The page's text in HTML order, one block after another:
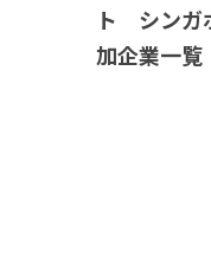
ト シンガ
加企業一覧